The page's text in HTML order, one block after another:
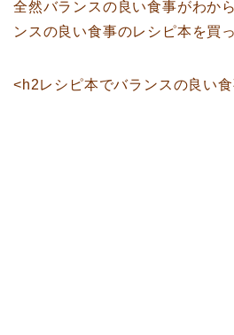
全然バランスの良い食事がわか
ンスの良い食事のレシピ本を買
<h2レシピ本でバランスの良い